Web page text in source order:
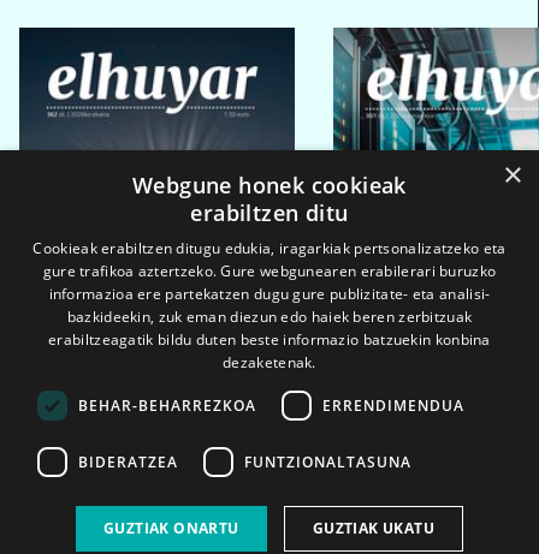
2026ko eka. 1a 2026ko mar. 1a
×
Webgune honek cookieak
erabiltzen ditu
Cookieak erabiltzen ditugu edukia, iragarkiak pertsonalizatzeko eta
gure trafikoa aztertzeko. Gure webgunearen erabilerari buruzko
informazioa ere partekatzen dugu gure publizitate- eta analisi-
bazkideekin, zuk eman diezun edo haiek beren zerbitzuak
erabiltzeagatik bildu duten beste informazio batzuekin konbina
dezaketenak.
BEHAR-BEHARREZKOA ERRENDIMENDUA
BIDERATZEA FUNTZIONALTASUNA
GUZTIAK ONARTU GUZTIAK UKATU